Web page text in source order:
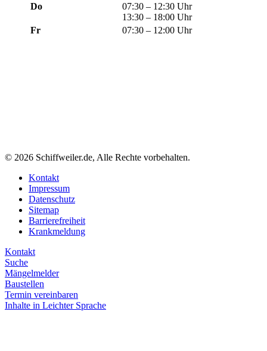
Do
07:30 – 12:30 Uhr
13:30 – 18:00 Uhr
Fr
07:30 – 12:00 Uhr
© 2026 Schiffweiler.de, Alle Rechte vorbehalten.
Kontakt
Impressum
Datenschutz
Sitemap
Barrierefreiheit
Krankmeldung
Kontakt
Suche
Mängelmelder
Baustellen
Termin vereinbaren
Inhalte in Leichter Sprache